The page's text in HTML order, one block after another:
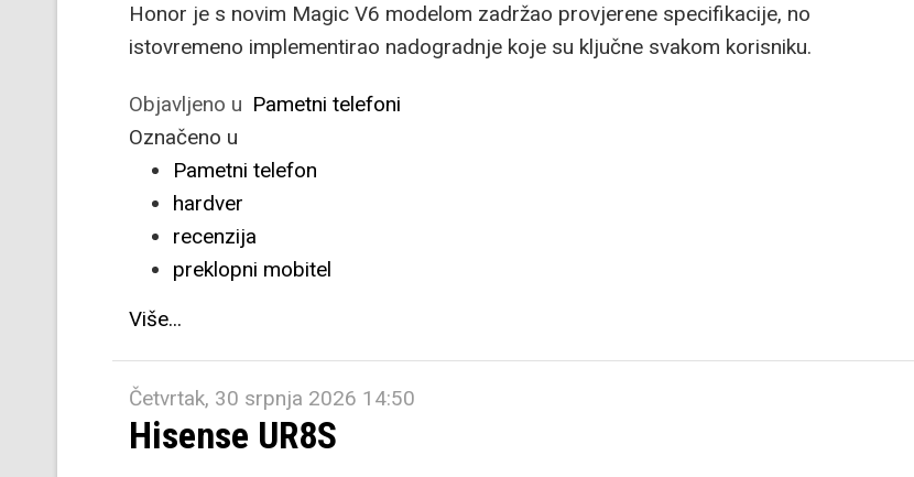
Honor je s novim Magic V6 modelom zadržao provjerene specifikacije, no
istovremeno implementirao nadogradnje koje su ključne svakom korisniku.
Objavljeno u Pametni telefoni
Označeno u
Pametni telefon
hardver
recenzija
preklopni mobitel
Više...
Četvrtak, 30 srpnja 2026 14:50
Hisense UR8S